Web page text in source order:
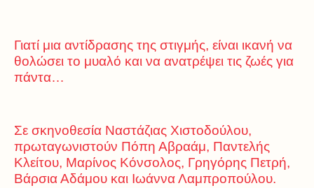
Γιατί μια αντίδρασης της στιγμής, είναι ικανή να
θολώσει το μυαλό και να ανατρέψει τις ζωές για
πάντα…
Σε σκηνοθεσία Ναστάζιας Χιστοδούλου,
πρωταγωνιστούν Πόπη Αβραάμ, Παντελής
Κλείτου, Μαρίνος Κόνσολος, Γρηγόρης Πετρή,
Βάρσια Αδάμου και Ιωάννα Λαμπροπούλου.